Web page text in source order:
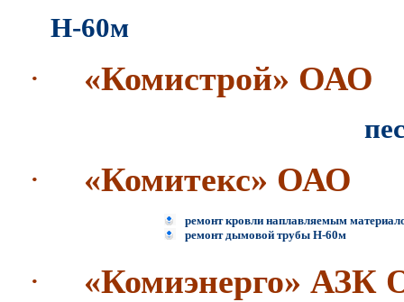
Н-60м
· «Комистрой» ОАО
пескоструйная
· «Комитекс» ОАО
ремонт кровли наплавляемым
ремонт дымовой трубы Н-60м
· «Комиэнерго» АЗК